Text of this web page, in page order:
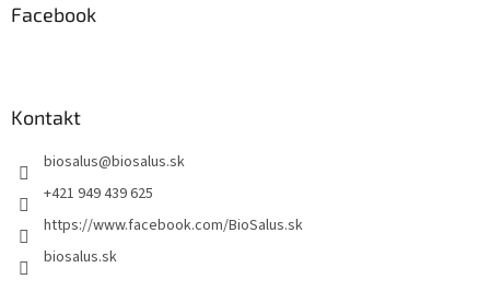
Facebook
Kontakt
biosalus@biosalus.sk
+421 949 439 625
https://www.facebook.com/BioSalus.sk
biosalus.sk